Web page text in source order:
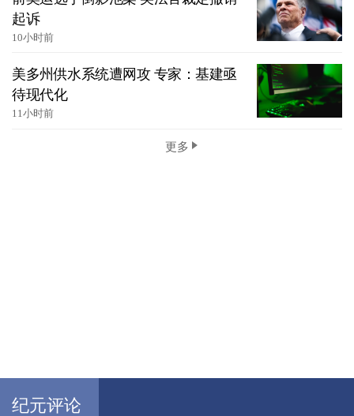
起诉
10小时前
美多州供水系统遭网攻 专家：基建亟
待现代化
11小时前
更多
纪元评论